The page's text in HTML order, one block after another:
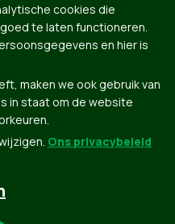
werden weer fonteinen
nieuwe collectiebomen
cookies die
te laten functioneren.
en hier is
maken we ook gebruik van
in staat om de website
Ons privacybeleid